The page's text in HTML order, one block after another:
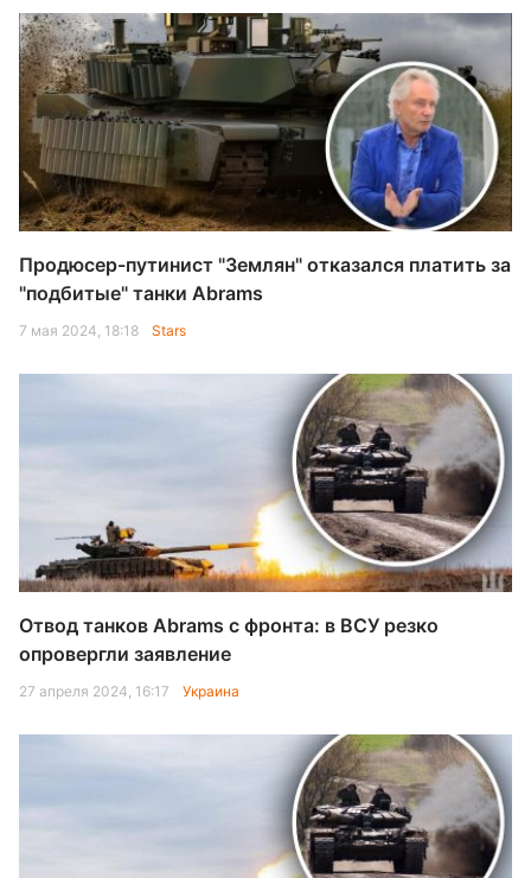
Продюсер-путинист "Землян" отказался платить за
"подбитые" танки Abrams
7 мая 2024, 18:18 Stars
Отвод танков Abrams с фронта: в ВСУ резко
опровергли заявление
27 апреля 2024, 16:17 Украина